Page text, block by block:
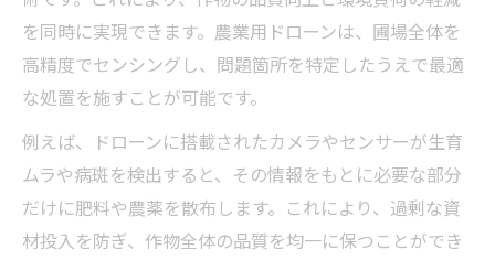
を同時に実現できます。農業用ドローンは、圃場全体を
高精度でセンシングし、問題箇所を特定したうえで最適
な処置を施すことが可能です。
例えば、ドローンに搭載されたカメラやセンサーが生育
ムラや病斑を検出すると、その情報をもとに必要な部分
だけに肥料や農薬を散布します。これにより、過剰な資
材投入を防ぎ、作物全体の品質を均一に保つことができ